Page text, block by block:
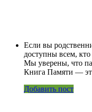
Если вы
доступны всем,
Мы уверены, что
Книга Памяти —
Добавить пост